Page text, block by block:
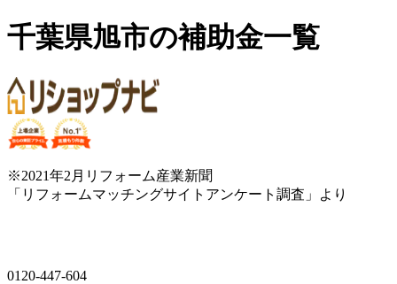
千葉県旭市の補助金一覧
※2021年2月リフォーム産業新聞
「リフォームマッチングサイトアンケート調査」より
0120-447-604